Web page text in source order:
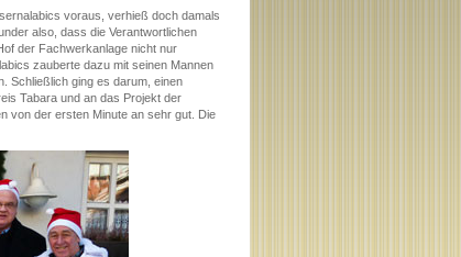
voraus, verhieß doch damals
also, dass die Verantwortlichen
der Fachwerkanlage nicht nur
zauberte dazu mit seinen Mannen
Schließlich ging es darum, einen
Tabara und an das Projekt der
von der ersten Minute an sehr gut. Die